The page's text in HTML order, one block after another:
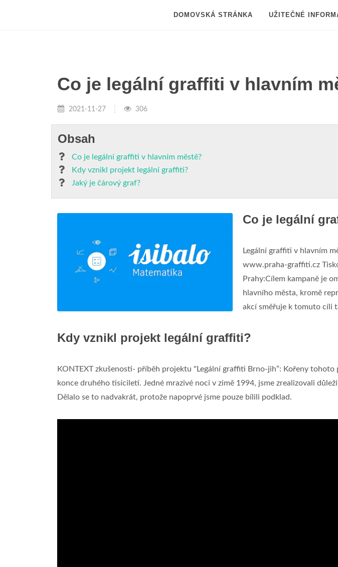
DOMOVSKÁ STRÁNKA UŽITEČNÉ
Co je legální graffiti v hlavním
2021-11-27 306
Obsah
Co je legální graffiti v hlavním městě?
Kdy vznikl projekt legální graffiti?
Jaký je čárový graf?
Co je legální
Legální graffiti v hlavním
www.praha-graffiti.cz
Prahy:Cílem kampaně je
hlavního města, kromě
akcí směřuje k tomuto cíli
Kdy vznikl projekt legální graffiti?
KONTEXT zkušenosti- příběh projektu "Legální graffiti Brno-jih”: Kořeny
konce druhého tisíciletí. Jedné mrazivé noci v zimě 1994, jsme zrealizovali
Dělalo se to nadvakrát, protože napoprvé jsme pouze bílili podklad.